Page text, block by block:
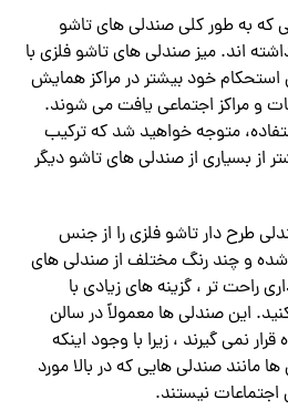
که به طور کلی صندلی های تاشو
اند. میز صندلی های تاشو فلزی با
خود بیشتر در مراکز همایش
و مراکز اجتماعی یافت می شوند.
متوجه خواهید شد که ترکیب
بسیاری از صندلی های تاشو دیگر
طرح دار تاشو فلزی را از جنس
و چند رنگ مختلف از صندلی های
راحت تر ، گزینه های زیادی با
این صندلی ها معمولاً در سالن
نمی گیرند ، زیرا با وجود اینکه
مانند صندلی هایی که در بالا مورد
اجتماعات نیستند.